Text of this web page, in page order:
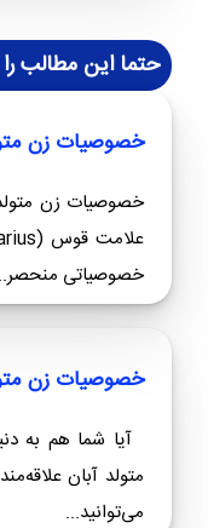
تفسیر تست کهن
شخصیت مردانه
کتاب هایی که میتونه
حتما این مطالب
خصوصیات زن متولد
خصوصیاتی